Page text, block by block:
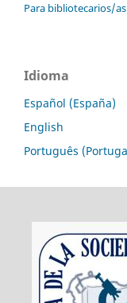
Para bibliotecarios/as
Idioma
Español (España)
English
Português